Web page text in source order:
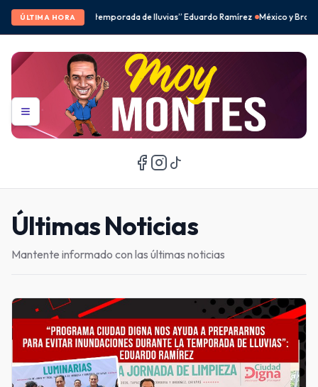
ÚLTIMA HORA
lluvias” Eduardo Ramírez México y Brasil desbancan a Corea del Sur en el
Últimas Noticias
Mantente informado con las últimas noticias